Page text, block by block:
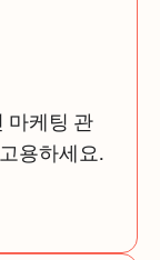
마케팅 관
용하세요.